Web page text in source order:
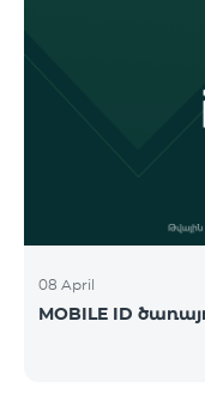
08 April
MOBILE ID